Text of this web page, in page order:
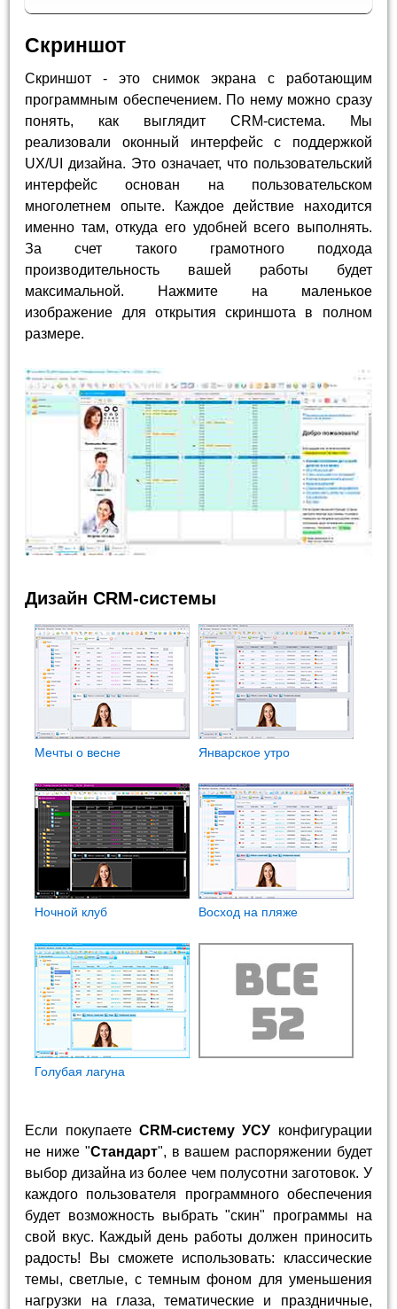
Скриншот
Скриншот - это снимок экрана с работающим
программным обеспечением. По нему можно сразу
понять, как выглядит CRM-система. Мы
реализовали оконный интерфейс с поддержкой
UX/UI дизайна. Это означает, что пользовательский
интерфейс основан на пользовательском
многолетнем опыте. Каждое действие находится
именно там, откуда его удобней всего выполнять.
За счет такого грамотного подхода
производительность вашей работы будет
максимальной. Нажмите на маленькое
изображение для открытия скриншота в полном
размере.
Дизайн CRM-системы
Мечты о весне Январское утро
Ночной клуб Восход на пляже
Голубая лагуна
Если покупаете CRM-систему УСУ конфигурации
не ниже "Стандарт", в вашем распоряжении будет
выбор дизайна из более чем полусотни заготовок. У
каждого пользователя программного обеспечения
будет возможность выбрать "скин" программы на
свой вкус. Каждый день работы должен приносить
радость! Вы сможете использовать: классические
темы, светлые, с темным фоном для уменьшения
нагрузки на глаза, тематические и праздничные,